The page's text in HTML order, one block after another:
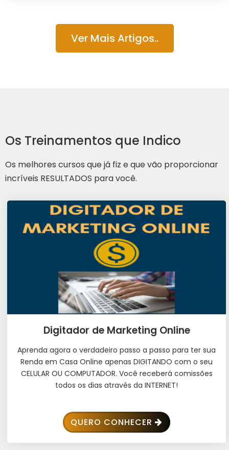
Ver Mais Artigos..
Os Treinamentos que Indico
Os melhores cursos que já fiz e que vão proporcionar
incríveis RESULTADOS para você.
Digitador de Marketing Online
Aprenda agora o verdadeiro passo a passo para ter sua
Renda em Casa Online apenas DIGITANDO com o seu
CELULAR OU COMPUTADOR. Você receberá comissões
todos os dias através da INTERNET!
QUERO CONHECER